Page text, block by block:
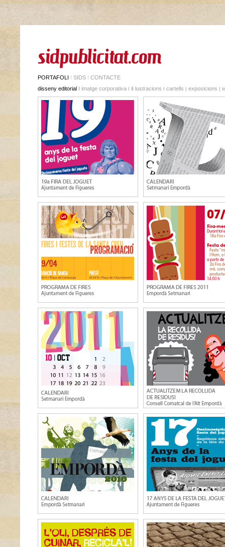
PORTAFOLI I SIDS I CONTACTE
disseny editorial I imatge corporativa I il·lustracions I cartells | exposicions |